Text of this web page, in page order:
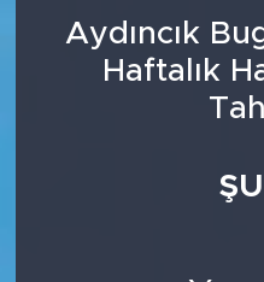
Aydıncık
Haftalık
Eskişehirspor
Süper Lig Puan
Son Dakika